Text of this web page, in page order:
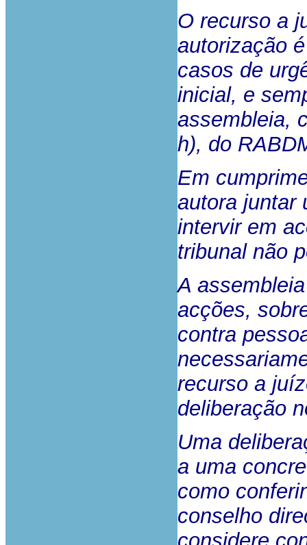
O recurso a
autorização
casos de
inicial, e
assembleia,
h), do
Em
autora juntar
intervir em
tribunal não
A
acções,
contra
recurso a
deliberação
Uma
a uma
como
conselho